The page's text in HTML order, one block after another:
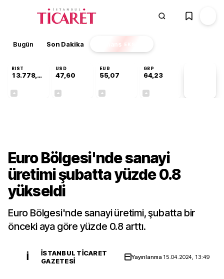
Bugün Son Dakika Finans EKSTRA
BIST
13.778,97
USD
47,60
EUR
55,07
GBP
64,23
Euro Bölgesi'nde sanayi
üretimi şubatta yüzde 0.8
yükseldi
Euro Bölgesi'nde sanayi üretimi, şubatta bir
önceki aya göre yüzde 0.8 arttı.
İ
İSTANBUL TICARET
GAZETESI
Yayınlanma 15.04.2024, 13:49